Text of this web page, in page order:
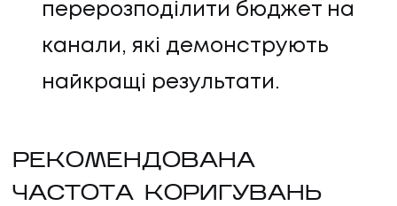
перерозподілити бюджет на
канали, які демонструють
найкращі результати.
РЕКОМЕНДОВАНА
ЧАСТОТА КОРИГУВАНЬ